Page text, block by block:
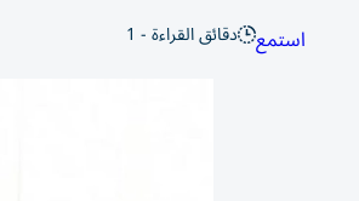
استمع دقائق القراءة - 1